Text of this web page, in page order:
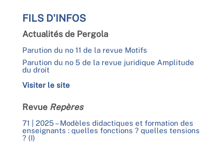
FILS D'INFOS
Actualités de Pergola
Parution du no 11 de la revue Motifs
Parution du no 5 de la revue juridique Amplitude
du droit
Visiter le site
Revue Repères
71 | 2025 – Modèles didactiques et formation des
enseignants : quelles fonctions ? quelles tensions
? (I)